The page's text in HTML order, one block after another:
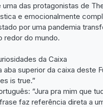
uma das protagonistas de
e emocionalmente
por uma pandemia
redor do mundo.
da Caixa
aba superior da caixa deste
is true.”
“Jura pra mim que
faz referência direta a